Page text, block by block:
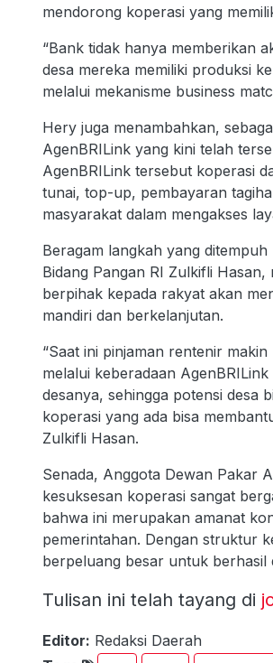
mendorong koperasi yang
“Bank tidak hanya memberikan
desa mereka memiliki produksi
melalui mekanisme business
Hery juga menambahkan,
AgenBRILink yang kini telah
AgenBRILink tersebut koperasi
tunai, top-up, pembayaran
masyarakat dalam mengakses
Beragam langkah yang
Bidang Pangan RI Zulkifli
berpihak kepada rakyat akan
mandiri dan berkelanjutan.
“Saat ini pinjaman rentenir
melalui keberadaan
desanya, sehingga potensi desa
koperasi yang ada bisa
Zulkifli Hasan.
Senada, Anggota Dewan Pakar
kesuksesan koperasi sangat
bahwa ini merupakan amanat
pemerintahan. Dengan struktur
berpeluang besar untuk berhasil
Tulisan ini telah tayang di
Editor: Redaksi Daerah